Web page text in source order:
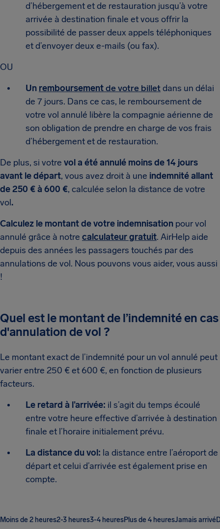
d’hébergement et de restauration jusqu’à votre
arrivée à destination finale et vous offrir la
possibilité de passer deux appels téléphoniques
et d’envoyer deux e-mails (ou fax).
OU
Un remboursementde votre billetdans un délai
de 7 jours. Dans ce cas, le remboursement de
votre vol annulé libère la compagnie aérienne de
son obligation de prendre en charge de vos frais
d’hébergement et de restauration.
De plus, si votre vol a été annulé moins de 14 jours
avant le départ, vous avez droit à une indemnité allant
de250 € à 600 €, calculée selon la distance de votre
vol.
Calculez le montant de votre indemnisation pour vol
annulé grâce à notre calculateur gratuit. AirHelp aide
depuis des années les passagers touchés par des
annulations de vol. Nous pouvons vous aider, vous aussi
!
Quel est le montant de l’indemnité en cas
d'annulation de vol ?
Le montant exact de l’indemnité pour un vol annulé peut
varier entre 250 € et 600 €, en fonction de plusieurs
facteurs.
Le retard à l’arrivée: il s’agit du temps écoulé
entre votre heure effective d’arrivée à destination
finale et l’horaire initialement prévu.
La distance du vol: la distance entre l’aéroport de
départ et celui d’arrivée est également prise en
compte.
Moins de 2 heures2-3 heures3-4 heuresPlus de 4 heuresJamais arrivé